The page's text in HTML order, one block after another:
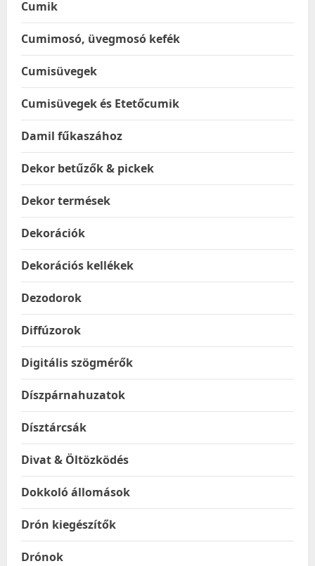
Cumik
Cumimosó, üvegmosó kefék
Cumisüvegek
Cumisüvegek és Etetőcumik
Damil fűkaszához
Dekor betűzők & pickek
Dekor termések
Dekorációk
Dekorációs kellékek
Dezodorok
Diffúzorok
Digitális szögmérők
Díszpárnahuzatok
Dísztárcsák
Divat & Öltözködés
Dokkoló állomások
Drón kiegészítők
Drónok